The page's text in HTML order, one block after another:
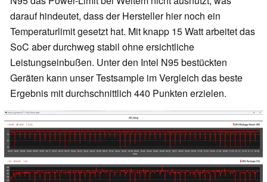
darauf hindeutet, dass der Hersteller hier noch ein
Temperaturlimit gesetzt hat. Mit knapp 15 Watt arbeitet das
SoC aber durchweg stabil ohne ersichtliche
Leistungseinbußen. Unter den Intel N95 bestückten
Geräten kann unser Testsample im Vergleich das beste
Ergebnis mit durchschnittlich 440 Punkten erzielen.